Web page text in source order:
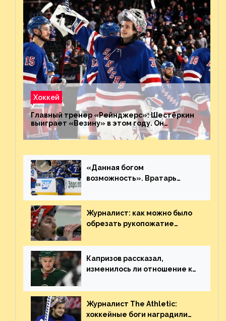
Хоккей
Главный тренер «Рейнджерс»: Шестёркин
выиграет «Везину» в этом году. Он
невероятен
«Данная богом
возможность». Вратарь
броске бутылкой в Кадри
Журналист: как можно было
обрезать рукопожатие
Плохая работа, ESPN
Капризов рассказал,
изменилось ли отношение к
Украине
Журналист The Athletic:
хоккейные боги наградили